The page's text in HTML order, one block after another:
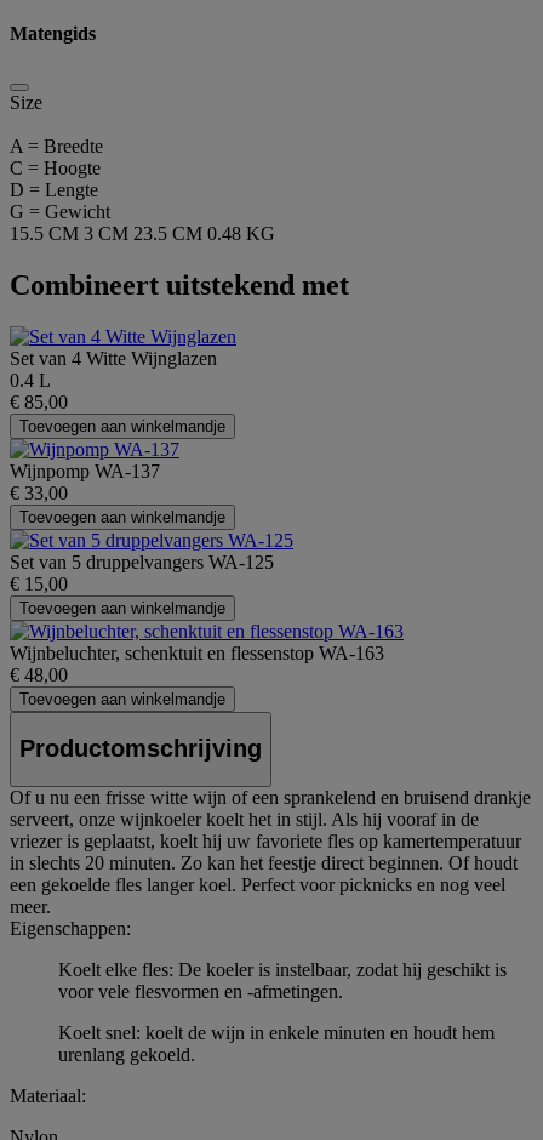
Matengids
Size
A = Breedte
C = Hoogte
D = Lengte
G = Gewicht
15.5 CM 3 CM 23.5 CM 0.48 KG
Combineert uitstekend met
Set van 4 Witte Wijnglazen
0.4 L
€ 85,00
Toevoegen aan winkelmandje
Wijnpomp WA-137
€ 33,00
Toevoegen aan winkelmandje
Set van 5 druppelvangers WA-125
€ 15,00
Toevoegen aan winkelmandje
Wijnbeluchter, schenktuit en flessenstop WA-163
€ 48,00
Toevoegen aan winkelmandje
Productomschrijving
Of u nu een frisse witte wijn of een sprankelend en bruisend drankje
serveert, onze wijnkoeler koelt het in stijl. Als hij vooraf in de
vriezer is geplaatst, koelt hij uw favoriete fles op kamertemperatuur
in slechts 20 minuten. Zo kan het feestje direct beginnen. Of houdt
een gekoelde fles langer koel. Perfect voor picknicks en nog veel
meer.
Eigenschappen:
Koelt elke fles: De koeler is instelbaar, zodat hij geschikt is
voor vele flesvormen en -afmetingen.
Koelt snel: koelt de wijn in enkele minuten en houdt hem
urenlang gekoeld.
Materiaal: